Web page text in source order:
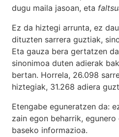
dugu maila jasoan, eta
Ez da hiztegi arrunta, ez
dituzten sarrera guztiak,
Eta gauza bera gertatzen
sinonimoa duten adierak
bertan. Horrela, 26.098
hiztegiak, 31.268 adiera
Etengabe eguneratzen da:
zain egon beharrik,
baseko informazioa.